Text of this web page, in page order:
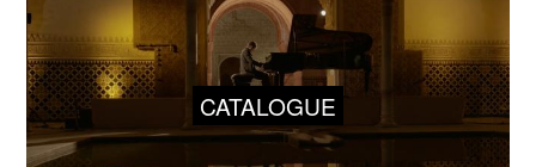
CATALOGUE